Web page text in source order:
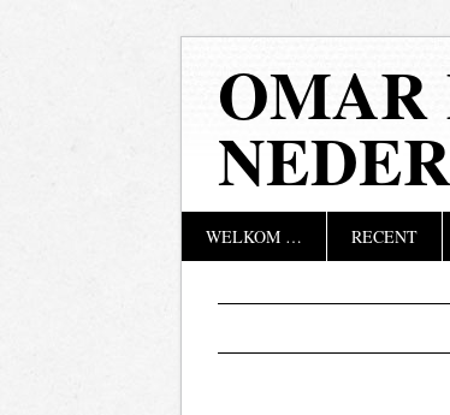
Hoofdmenu
springen
WELKOM … RECENT